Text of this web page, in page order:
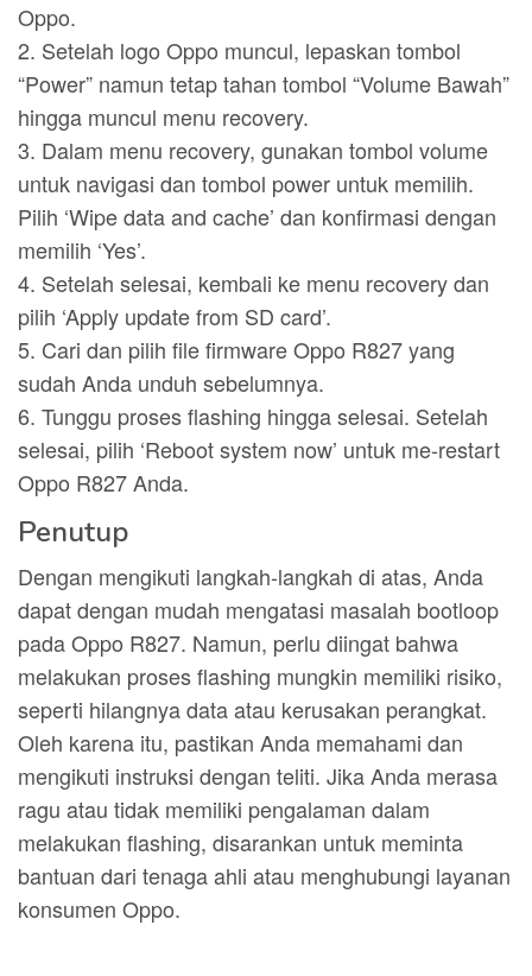
Oppo.
2. Setelah logo Oppo muncul, lepaskan tombol
“Power” namun tetap tahan tombol “Volume Bawah”
hingga muncul menu recovery.
3. Dalam menu recovery, gunakan tombol volume
untuk navigasi dan tombol power untuk memilih.
Pilih ‘Wipe data and cache’ dan konfirmasi dengan
memilih ‘Yes’.
4. Setelah selesai, kembali ke menu recovery dan
pilih ‘Apply update from SD card’.
5. Cari dan pilih file firmware Oppo R827 yang
sudah Anda unduh sebelumnya.
6. Tunggu proses flashing hingga selesai. Setelah
selesai, pilih ‘Reboot system now’ untuk me-restart
Oppo R827 Anda.
Penutup
Dengan mengikuti langkah-langkah di atas, Anda
dapat dengan mudah mengatasi masalah bootloop
pada Oppo R827. Namun, perlu diingat bahwa
melakukan proses flashing mungkin memiliki risiko,
seperti hilangnya data atau kerusakan perangkat.
Oleh karena itu, pastikan Anda memahami dan
mengikuti instruksi dengan teliti. Jika Anda merasa
ragu atau tidak memiliki pengalaman dalam
melakukan flashing, disarankan untuk meminta
bantuan dari tenaga ahli atau menghubungi layanan
konsumen Oppo.